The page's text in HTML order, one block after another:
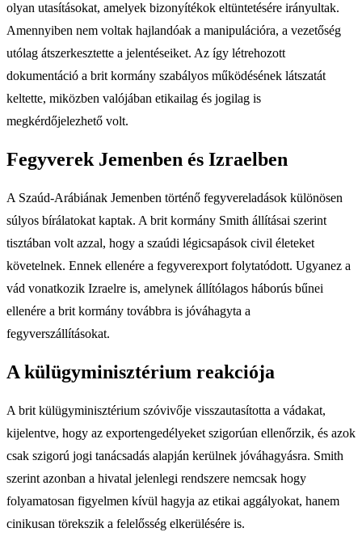
olyan utasításokat, amelyek bizonyítékok eltüntetésére irányultak.
Amennyiben nem voltak hajlandóak a manipulációra, a vezetőség
utólag átszerkesztette a jelentéseiket. Az így létrehozott
dokumentáció a brit kormány szabályos működésének látszatát
keltette, miközben valójában etikailag és jogilag is
megkérdőjelezhető volt.
Fegyverek Jemenben és Izraelben
A Szaúd-Arábiának Jemenben történő fegyvereladások különösen
súlyos bírálatokat kaptak. A brit kormány Smith állításai szerint
tisztában volt azzal, hogy a szaúdi légicsapások civil életeket
követelnek. Ennek ellenére a fegyverexport folytatódott. Ugyanez a
vád vonatkozik Izraelre is, amelynek állítólagos háborús bűnei
ellenére a brit kormány továbbra is jóváhagyta a
fegyverszállításokat.
A külügyminisztérium reakciója
A brit külügyminisztérium szóvivője visszautasította a vádakat,
kijelentve, hogy az exportengedélyeket szigorúan ellenőrzik, és azok
csak szigorú jogi tanácsadás alapján kerülnek jóváhagyásra. Smith
szerint azonban a hivatal jelenlegi rendszere nemcsak hogy
folyamatosan figyelmen kívül hagyja az etikai aggályokat, hanem
cinikusan törekszik a felelősség elkerülésére is.